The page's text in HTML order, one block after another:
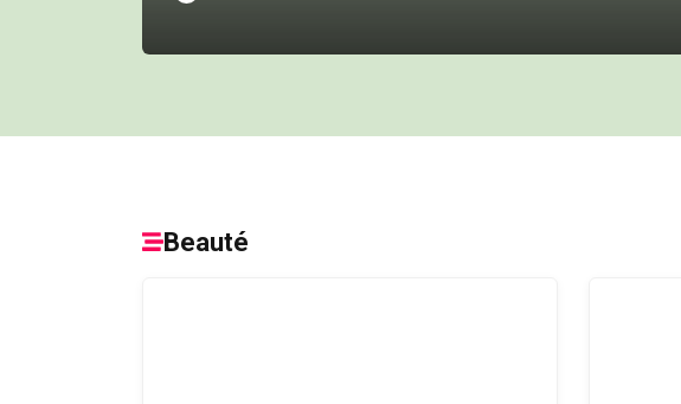
Beauté